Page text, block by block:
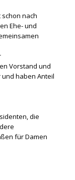
nach
Ehe- und
Vorstand und
haben Anteil
die
für Damen